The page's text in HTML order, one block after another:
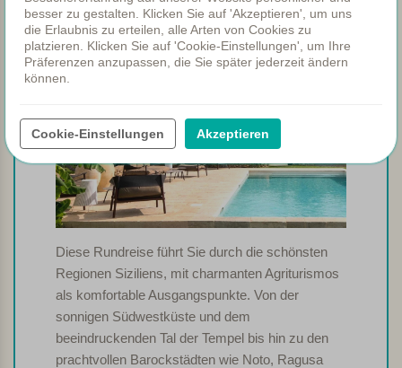
Diese Rundreise führt Sie durch die schönsten
Regionen Siziliens, mit charmanten Agriturismos
als komfortable Ausgangspunkte. Von der
sonnigen Südwestküste und dem
beeindruckenden Tal der Tempel bis hin zu den
prachtvollen Barockstädten wie Noto, Ragusa
besser zu gestalten. Klicken Sie auf 'Akzeptieren', um uns
die Erlaubnis zu erteilen, alle Arten von Cookies zu
platzieren. Klicken Sie auf 'Cookie-Einstellungen', um Ihre
Präferenzen anzupassen, die Sie später jederzeit ändern
können.
Cookie-Einstellungen Akzeptieren